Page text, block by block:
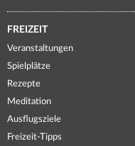
FREIZEIT
Veranstaltungen
Spielplätze
Rezepte
Meditation
Ausflugsziele
Freizeit-Tipps